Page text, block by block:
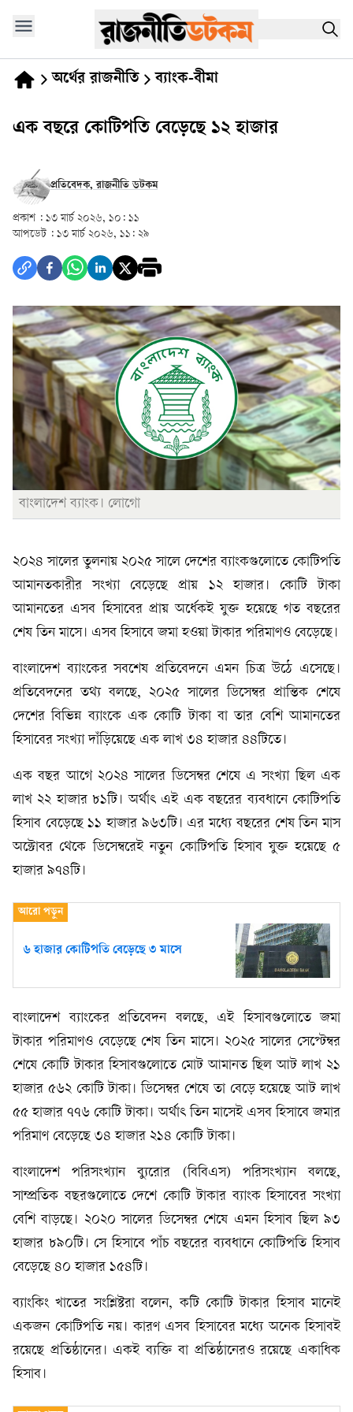
অর্থের রাজনীতি ব্যাংক-বীমা
এক বছরে কোটিপতি বেড়েছে ১২ হাজার
প্রতিবেদক, রাজনীতি ডটকম
প্রকাশ : ১৩ মার্চ ২০২৬, ১০: ১১
আপডেট : ১৩ মার্চ ২০২৬, ১১: ২৯
বাংলাদেশ ব্যাংক। লোগো
২০২৪ সালের তুলনায় ২০২৫ সালে দেশের ব্যাংকগুলোতে কোটিপতি
আমানতকারীর সংখ্যা বেড়েছে প্রায় ১২ হাজার। কোটি টাকা
আমানতের এসব হিসাবের প্রায় অর্ধেকই যুক্ত হয়েছে গত বছরের
শেষ তিন মাসে। এসব হিসাবে জমা হওয়া টাকার পরিমাণও বেড়েছে।
বাংলাদেশ ব্যাংকের সবশেষ প্রতিবেদনে এমন চিত্র উঠে এসেছে।
প্রতিবেদনের তথ্য বলছে, ২০২৫ সালের ডিসেম্বর প্রান্তিক শেষে
দেশের বিভিন্ন ব্যাংকে এক কোটি টাকা বা তার বেশি আমানতের
হিসাবের সংখ্যা দাঁড়িয়েছে এক লাখ ৩৪ হাজার ৪৪টিতে।
এক বছর আগে ২০২৪ সালের ডিসেম্বর শেষে এ সংখ্যা ছিল এক
লাখ ২২ হাজার ৮১টি। অর্থাৎ এই এক বছরের ব্যবধানে কোটিপতি
হিসাব বেড়েছে ১১ হাজার ৯৬৩টি। এর মধ্যে বছরের শেষ তিন মাস
অক্টোবর থেকে ডিসেম্বরেই নতুন কোটিপতি হিসাব যুক্ত হয়েছে ৫
হাজার ৯৭৪টি।
৬ হাজার কোটিপতি বেড়েছে ৩ মাসে
বাংলাদেশ ব্যাংকের প্রতিবেদন বলছে, এই হিসাবগুলোতে জমা
টাকার পরিমাণও বেড়েছে শেষ তিন মাসে। ২০২৫ সালের সেপ্টেম্বর
শেষে কোটি টাকার হিসাবগুলোতে মোট আমানত ছিল আট লাখ ২১
হাজার ৫৬২ কোটি টাকা। ডিসেম্বর শেষে তা বেড়ে হয়েছে আট লাখ
৫৫ হাজার ৭৭৬ কোটি টাকা। অর্থাৎ তিন মাসেই এসব হিসাবে জমার
পরিমাণ বেড়েছে ৩৪ হাজার ২১৪ কোটি টাকা।
বাংলাদেশ পরিসংখ্যান ব্যুরোর (বিবিএস) পরিসংখ্যান বলছে,
সাম্প্রতিক বছরগুলোতে দেশে কোটি টাকার ব্যাংক হিসাবের সংখ্যা
বেশি বাড়ছে। ২০২০ সালের ডিসেম্বর শেষে এমন হিসাব ছিল ৯৩
হাজার ৮৯০টি। সে হিসাবে পাঁচ বছরের ব্যবধানে কোটিপতি হিসাব
বেড়েছে ৪০ হাজার ১৫৪টি।
ব্যাংকিং খাতের সংশ্লিষ্টরা বলেন, কটি কোটি টাকার হিসাব মানেই
একজন কোটিপতি নয়। কারণ এসব হিসাবের মধ্যে অনেক হিসাবই
রয়েছে প্রতিষ্ঠানের। একই ব্যক্তি বা প্রতিষ্ঠানেরও রয়েছে একাধিক
হিসাব।